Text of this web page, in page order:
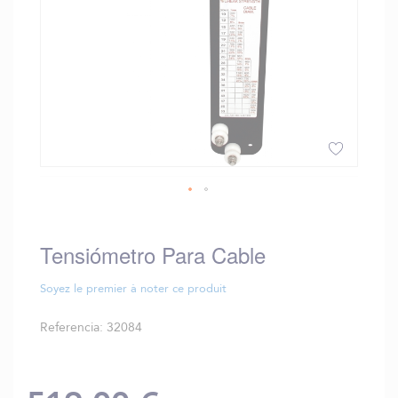
comienzo
de
la
galería
imágenes
Tensiómetro Para Cable
Soyez le premier à noter ce produit
Referencia 32084